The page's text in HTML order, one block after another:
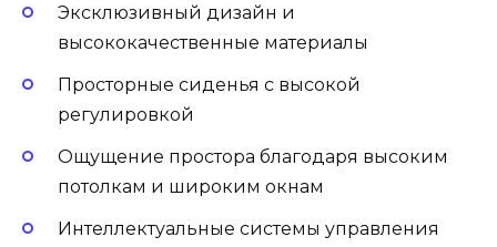
Эксклюзивный дизайн и
высококачественные материалы
Просторные сиденья с высокой
регулировкой
Ощущение простора благодаря высоким
потолкам и широким окнам
Интеллектуальные системы управления